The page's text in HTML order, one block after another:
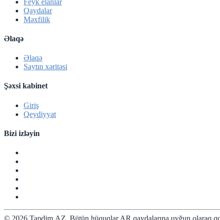
Qaydalar
Məxfilik
Əlaqə
Əlaqə
Saytın xəritəsi
Şəxsi kabinet
Giriş
Qeydiyyat
Bizi izləyin